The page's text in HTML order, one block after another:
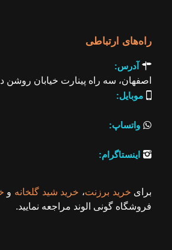
راه‌های ارتباطی
 آدرس:
اصفهان، سه راه پینارت خیابان روشن
موبایل:
 واتساپ:
 اینستاگرام:
برای خرید برزنت، خرید شید گلخانه و
فروشگاه گونی الوند مراجعه نمایید.